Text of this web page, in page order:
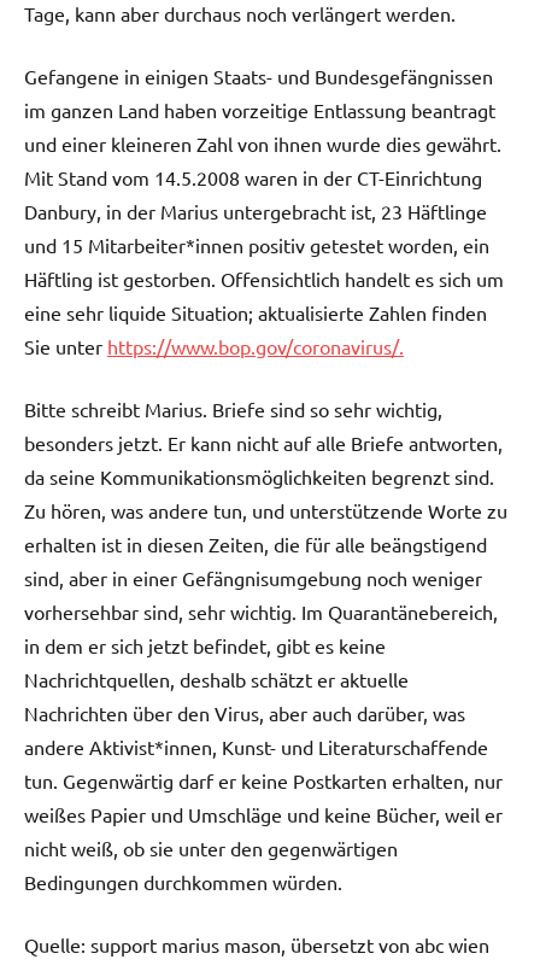
Tage, kann aber durchaus noch verlängert werden.
Gefangene in einigen Staats- und Bundesgefängnissen
im ganzen Land haben vorzeitige Entlassung beantragt
und einer kleineren Zahl von ihnen wurde dies gewährt.
Mit Stand vom 14.5.2008 waren in der CT-Einrichtung
Danbury, in der Marius untergebracht ist, 23 Häftlinge
und 15 Mitarbeiter*innen positiv getestet worden, ein
Häftling ist gestorben. Offensichtlich handelt es sich um
eine sehr liquide Situation; aktualisierte Zahlen finden
Sie unter https://www.bop.gov/coronavirus/.
Bitte schreibt Marius. Briefe sind so sehr wichtig,
besonders jetzt. Er kann nicht auf alle Briefe antworten,
da seine Kommunikationsmöglichkeiten begrenzt sind.
Zu hören, was andere tun, und unterstützende Worte zu
erhalten ist in diesen Zeiten, die für alle beängstigend
sind, aber in einer Gefängnisumgebung noch weniger
vorhersehbar sind, sehr wichtig. Im Quarantänebereich,
in dem er sich jetzt befindet, gibt es keine
Nachrichtquellen, deshalb schätzt er aktuelle
Nachrichten über den Virus, aber auch darüber, was
andere Aktivist*innen, Kunst- und Literaturschaffende
tun. Gegenwärtig darf er keine Postkarten erhalten, nur
weißes Papier und Umschläge und keine Bücher, weil er
nicht weiß, ob sie unter den gegenwärtigen
Bedingungen durchkommen würden.
Quelle: support marius mason, übersetzt von abc wien